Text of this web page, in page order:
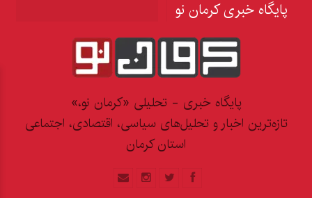
پایگاه خبری کرمان نو
پایگاه خبری - تحلیلی «کرمان نو،»
تازه‌ترین اخبار و تحلیل‌های سیاسی، اقتصادی، اجتماعی
استان کرمان